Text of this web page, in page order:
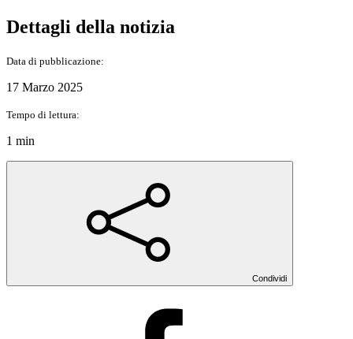
Dettagli della notizia
Data di pubblicazione:
17 Marzo 2025
Tempo di lettura:
1 min
Condividi